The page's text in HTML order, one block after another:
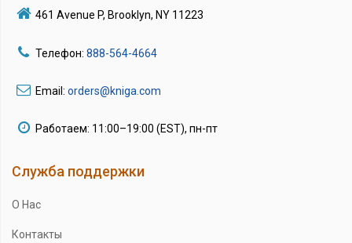
461 Avenue P, Brooklyn, NY 11223
Телефон: 888-564-4664
Email: orders@kniga.com
Работаем: 11:00–19:00 (EST), пн-пт
Служба поддержки
О Нас
Контакты